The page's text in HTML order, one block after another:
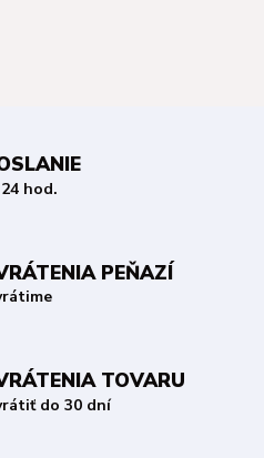
hod.
PEŇAZÍ
TOVARU
do 30 dní